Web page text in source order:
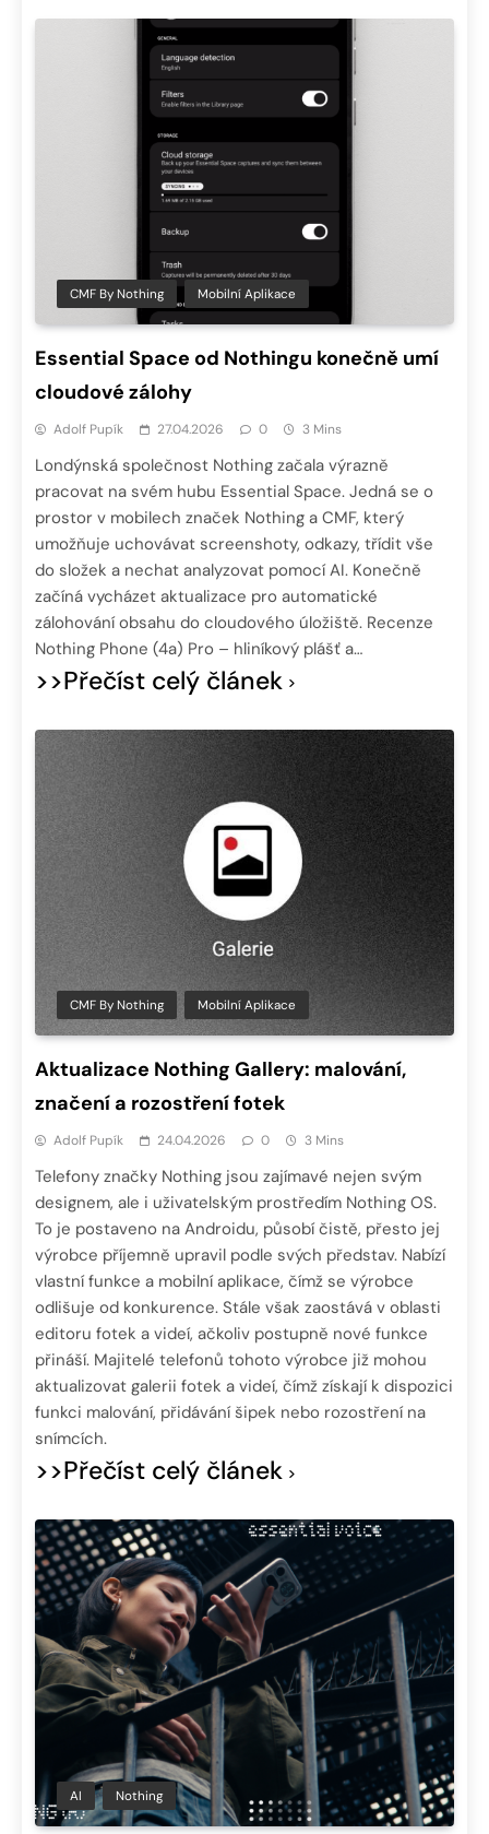
CMF By Nothing Mobilní Aplikace
Essential Space od Nothingu konečně umí
cloudové zálohy
Adolf Pupík 27.04.2026 0 3 Mins
Londýnská společnost Nothing začala výrazně
pracovat na svém hubu Essential Space. Jedná se o
prostor v mobilech značek Nothing a CMF, který
umožňuje uchovávat screenshoty, odkazy, třídit vše
do složek a nechat analyzovat pomocí AI. Konečně
začíná vycházet aktualizace pro automatické
zálohování obsahu do cloudového úložiště. Recenze
Nothing Phone (4a) Pro – hliníkový plášť a…
>>Přečíst celý článek
CMF By Nothing Mobilní Aplikace
Aktualizace Nothing Gallery: malování,
značení a rozostření fotek
Adolf Pupík 24.04.2026 0 3 Mins
Telefony značky Nothing jsou zajímavé nejen svým
designem, ale i uživatelským prostředím Nothing OS.
To je postaveno na Androidu, působí čistě, přesto jej
výrobce příjemně upravil podle svých představ. Nabízí
vlastní funkce a mobilní aplikace, čímž se výrobce
odlišuje od konkurence. Stále však zaostává v oblasti
editoru fotek a videí, ačkoliv postupně nové funkce
přináší. Majitelé telefonů tohoto výrobce již mohou
aktualizovat galerii fotek a videí, čímž získají k dispozici
funkci malování, přidávání šipek nebo rozostření na
snímcích.
>>Přečíst celý článek
AI Nothing